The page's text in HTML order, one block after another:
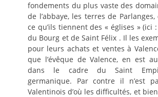
fondements du plus vaste des
de l’abbaye, les terres de
ce qu’ils tiennent des « églises » (ici
du Bourg et de Saint Félix . Il les
pour leurs achats et ventes à
que l’évêque de Valence, en est
dans le cadre du Saint
germanique. Par contre il n’est
Valentinois d’où les difficultés, et